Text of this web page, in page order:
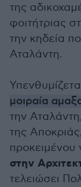
της
φοιτήτριας
την κηδεία
Αταλάντη.
μοιραία
την
της
προκειμένου
στην
τελειώσει